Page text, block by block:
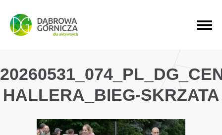
PRZEJDŹ DO MENU GŁÓWNEGO
PRZEJDŹ DO WYSZUKIWARKI
PRZEJDŹ DO TREŚCI
HALLERA_BIEG-SKRZATA